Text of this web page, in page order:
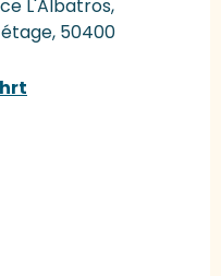
L'Albatros,
50400